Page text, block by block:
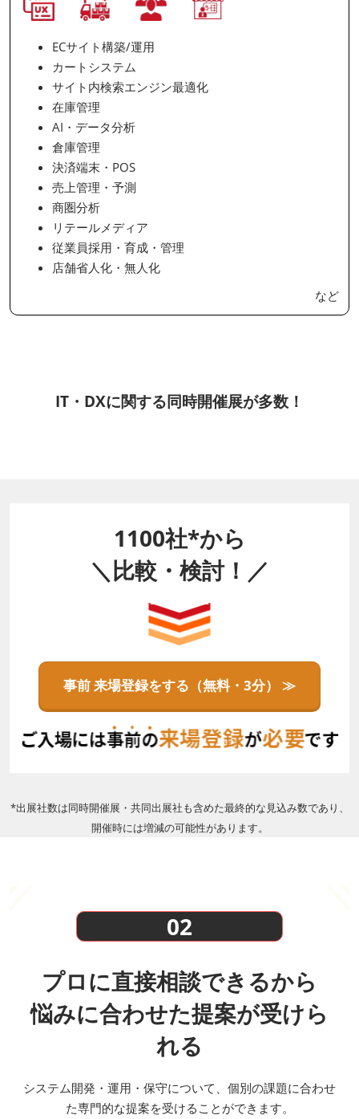
ECサイト構築/運用
カートシステム
サイト内検索エンジン最適化
在庫管理
AI・データ分析
倉庫管理
決済端末・POS
売上管理・予測
商圏分析
リテールメディア
従業員採用・育成・管理
店舗省人化・無人化
など
IT・DXに関する同時開催展が多数！
1100社*から
＼比較・検討！／
事前 来場登録をする（無料・3分） ≫
*出展社数は同時開催展・共同出展社も含めた最終的な見込み数であり、
開催時には増減の可能性があります。
02
プロに直接相談できるから
悩みに合わせた提案が受けら
れる
システム開発・運用・保守について、個別の課題に合わせ
た専門的な提案を受けることができます。